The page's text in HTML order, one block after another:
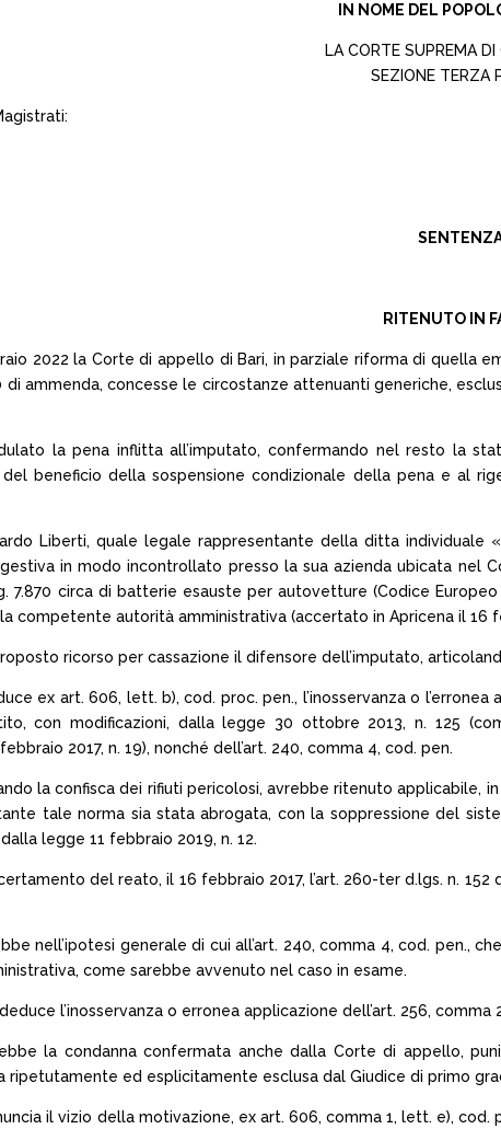
IN NOME DEL
LA CORTE SUPREMA
SEZIONE TERZA
RITENUTO IN
2022 la Corte di appello di Bari, in parziale riforma di quella
ammenda, concesse le circostanze attenuanti generiche,
la pena inflitta all’imputato, confermando nel resto la
beneficio della sospensione condizionale della pena e al
Liberti, quale legale rappresentante della ditta
in modo incontrollato presso la sua azienda ubicata nel
7.870 circa di batterie esauste per autovetture (Codice
competente autorità amministrativa (accertato in Apricena il 16
ricorso per cassazione il difensore dell’imputato,
ex art. 606, lett. b), cod. proc. pen., l’inosservanza o
con modificazioni, dalla legge 30 ottobre 2013, n. 125
2017, n. 19), nonché dell’art. 240, comma 4, cod. pen.
la confisca dei rifiuti pericolosi, avrebbe ritenuto applicabile,
tale norma sia stata abrogata, con la soppressione del
legge 11 febbraio 2019, n. 12.
del reato, il 16 febbraio 2017, l’art. 260-ter d.lgs. n.
nell’ipotesi generale di cui all’art. 240, comma 4, cod. pen.,
come sarebbe avvenuto nel caso in esame.
l’inosservanza o erronea applicazione dell’art. 256, comma
la condanna confermata anche dalla Corte di appello,
ripetutamente ed esplicitamente esclusa dal Giudice di primo
il vizio della motivazione, ex art. 606, comma 1, lett. e),